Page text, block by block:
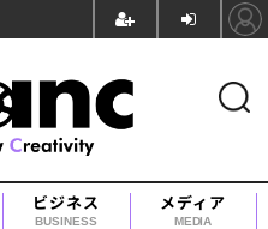
ビジネス
BUSINESS
メディア
MEDIA